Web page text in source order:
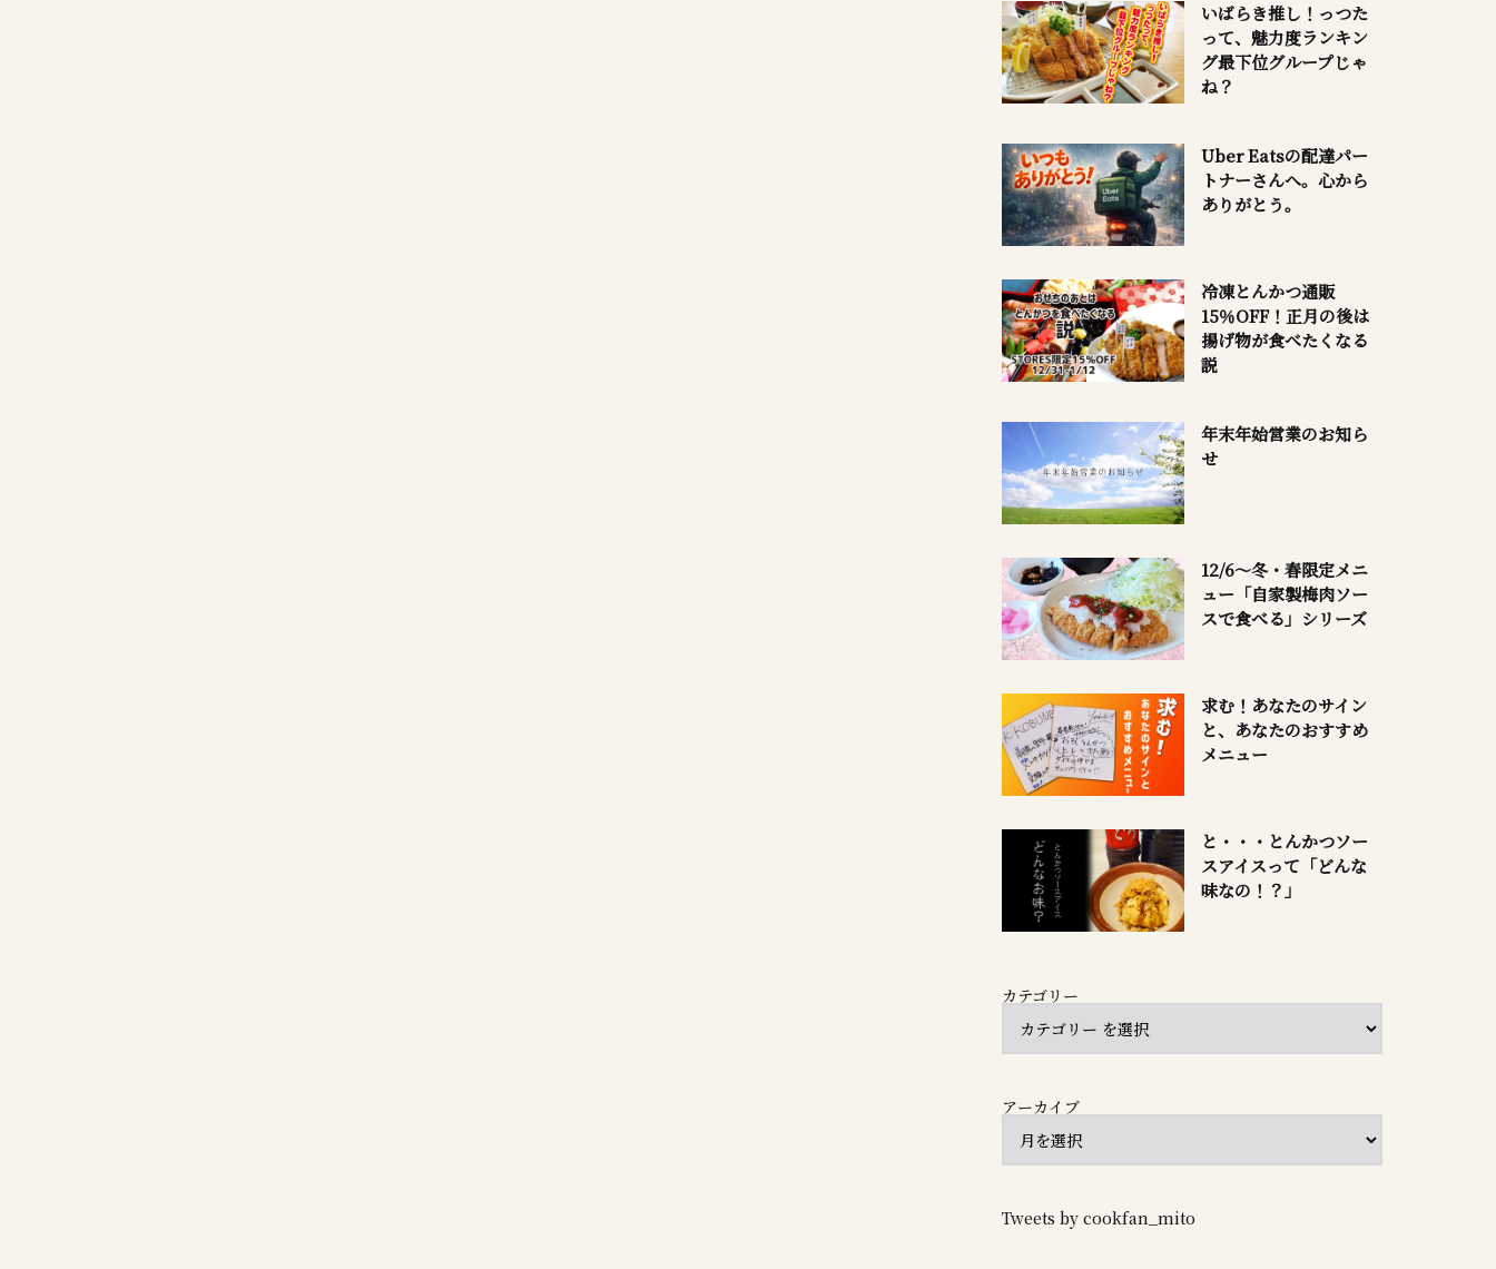
いばらき推し！っつた
って、魅力度ランキン
グ最下位グループじゃ
ね？
Uber Eatsの配達パー
トナーさんへ。心から
ありがとう。
冷凍とんかつ通販
15％OFF！正月の後は
揚げ物が食べたくなる
説
年末年始営業のお知ら
せ
12/6～冬・春限定メニ
ュー「自家製梅肉ソー
スで食べる」シリーズ
求む！あなたのサイン
と、あなたのおすすめ
メニュー
と・・・とんかつソー
スアイスって「どんな
味なの！？」
カテゴリー
アーカイブ
Tweets by cookfan_mito